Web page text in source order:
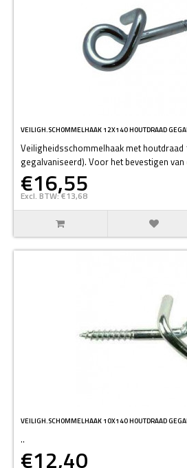
VEILIGH.SCHOMMELHAAK 12X140 HOUTDRAAD
Veiligheidsschommelhaak met houtdraad
gegalvaniseerd). Voor het bevestigen van
€16,55
Excl. BTW: €13,68
VEILIGH.SCHOMMELHAAK 10X140 HOUTDRAAD
..
€12,40